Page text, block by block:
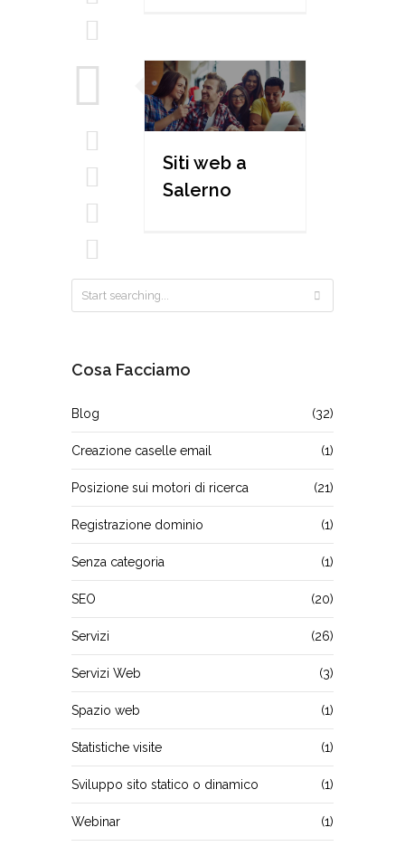
Siti web a
Salerno
Cosa Facciamo
Blog (32)
Creazione caselle email (1)
Posizione sui motori di ricerca (21)
Registrazione dominio (1)
Senza categoria (1)
SEO (20)
Servizi (26)
Servizi Web (3)
Spazio web (1)
Statistiche visite (1)
Sviluppo sito statico o dinamico (1)
Webinar (1)